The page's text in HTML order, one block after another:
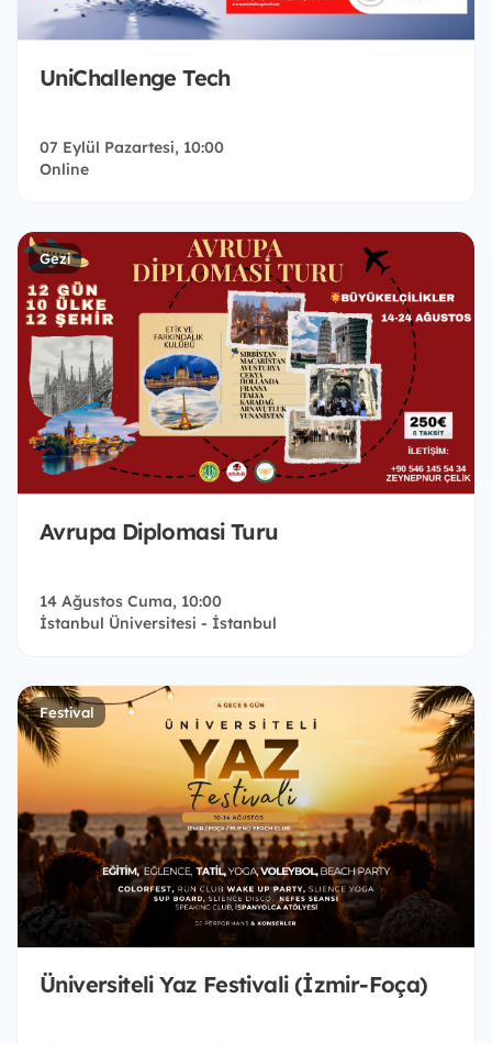
UniChallenge Tech
07 Eylül Pazartesi, 10:00
Online
Gezi
Avrupa Diplomasi Turu
14 Ağustos Cuma, 10:00
İstanbul Üniversitesi - İstanbul
Festival
Üniversiteli Yaz Festivali (İzmir-Foça)